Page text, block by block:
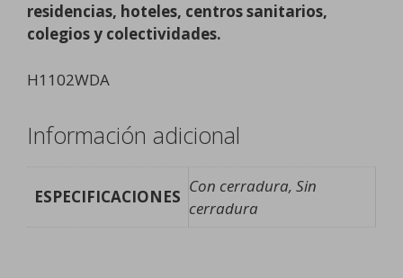
residencias, hoteles, centros sanitarios,
colegios y colectividades.
H1102WDA
Información adicional
ESPECIFICACIONES
Con cerradura, Sin
cerradura